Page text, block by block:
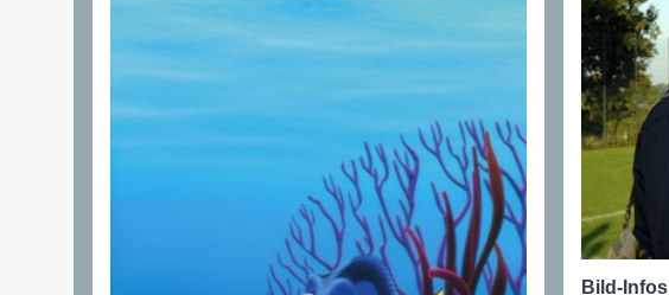
Bild-Infos